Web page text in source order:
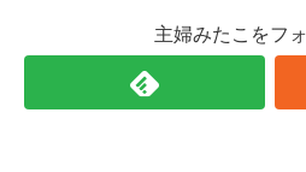
主婦みたこをフ